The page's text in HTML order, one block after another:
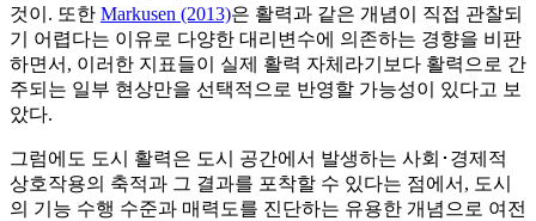
것이. 또한 Markusen (2013)은 활력과 같은 개념이 직접 관찰되
기 어렵다는 이유로 다양한 대리변수에 의존하는 경향을 비판
하면서, 이러한 지표들이 실제 활력 자체라기보다 활력으로 간
주되는 일부 현상만을 선택적으로 반영할 가능성이 있다고 보
았다.
그럼에도 도시 활력은 도시 공간에서 발생하는 사회･경제적
상호작용의 축적과 그 결과를 포착할 수 있다는 점에서, 도시
의 기능 수행 수준과 매력도를 진단하는 유용한 개념으로 여전